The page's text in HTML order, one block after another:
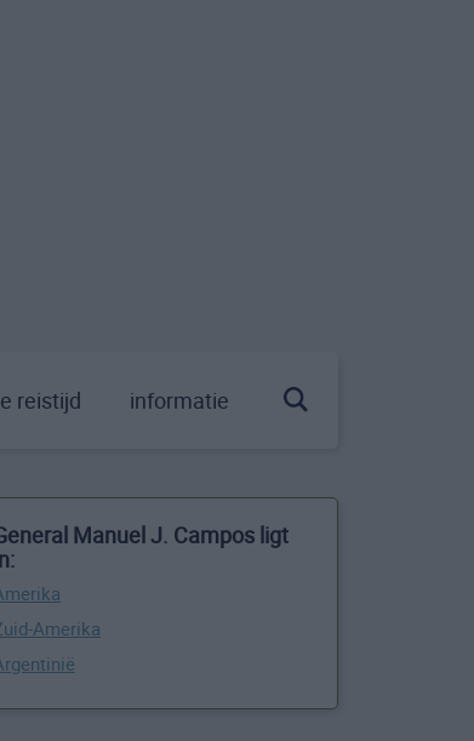
reistijd informatie
Manuel J. Campos ligt
Amerika